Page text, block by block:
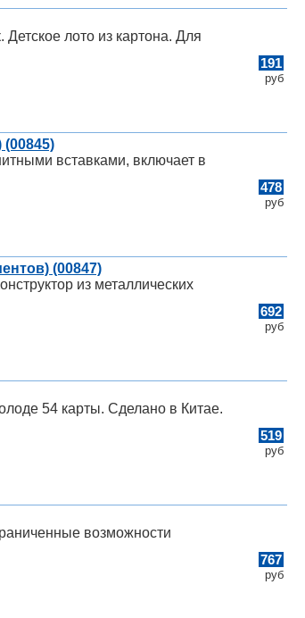
лото из картона. Для
191
руб
(00845)
вставками, включает в
478
руб
(00847)
из металлических
692
руб
54 карты. Сделано в Китае.
519
руб
возможности
767
руб